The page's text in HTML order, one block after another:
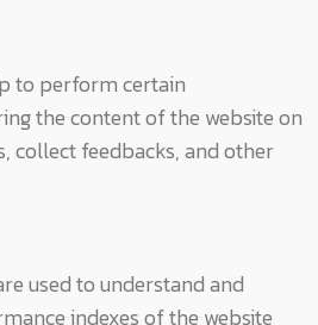
to perform certain
the content of the website on
collect feedbacks, and other
used to understand and
indexes of the website